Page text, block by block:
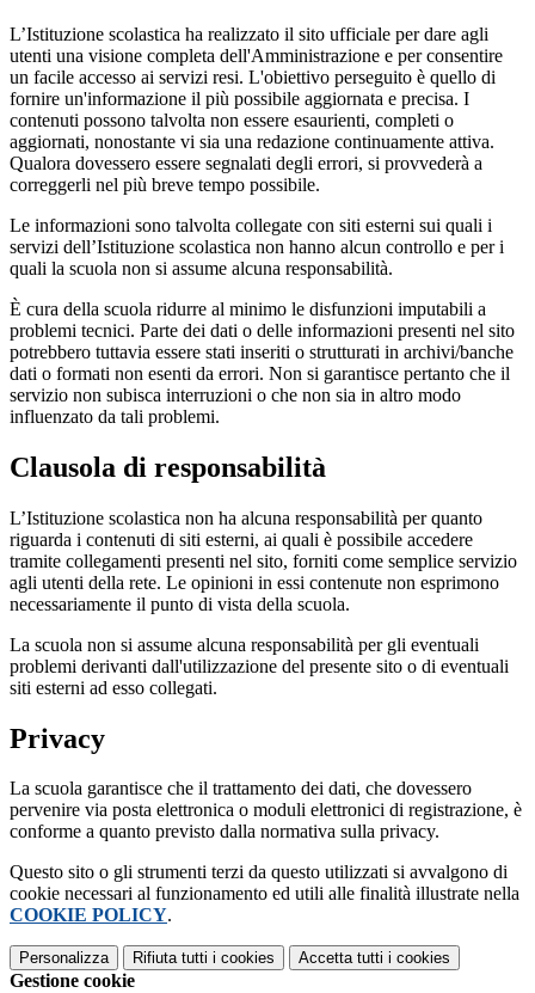
L’Istituzione scolastica ha realizzato il sito ufficiale per dare agli
utenti una visione completa dell'Amministrazione e per consentire
un facile accesso ai servizi resi. L'obiettivo perseguito è quello di
fornire un'informazione il più possibile aggiornata e precisa. I
contenuti possono talvolta non essere esaurienti, completi o
aggiornati, nonostante vi sia una redazione continuamente attiva.
Qualora dovessero essere segnalati degli errori, si provvederà a
correggerli nel più breve tempo possibile.
Le informazioni sono talvolta collegate con siti esterni sui quali i
servizi dell’Istituzione scolastica non hanno alcun controllo e per i
quali la scuola non si assume alcuna responsabilità.
È cura della scuola ridurre al minimo le disfunzioni imputabili a
problemi tecnici. Parte dei dati o delle informazioni presenti nel sito
potrebbero tuttavia essere stati inseriti o strutturati in archivi/banche
dati o formati non esenti da errori. Non si garantisce pertanto che il
servizio non subisca interruzioni o che non sia in altro modo
influenzato da tali problemi.
Clausola di responsabilità
L’Istituzione scolastica non ha alcuna responsabilità per quanto
riguarda i contenuti di siti esterni, ai quali è possibile accedere
tramite collegamenti presenti nel sito, forniti come semplice servizio
agli utenti della rete. Le opinioni in essi contenute non esprimono
necessariamente il punto di vista della scuola.
La scuola non si assume alcuna responsabilità per gli eventuali
problemi derivanti dall'utilizzazione del presente sito o di eventuali
siti esterni ad esso collegati.
Privacy
La scuola garantisce che il trattamento dei dati, che dovessero
pervenire via posta elettronica o moduli elettronici di registrazione, è
conforme a quanto previsto dalla normativa sulla privacy.
Questo sito o gli strumenti terzi da questo utilizzati si avvalgono di
cookie necessari al funzionamento ed utili alle finalità illustrate nella
COOKIE POLICY.
Personalizza Rifiuta tutti i cookies Accetta tutti i cookies
Gestione cookie